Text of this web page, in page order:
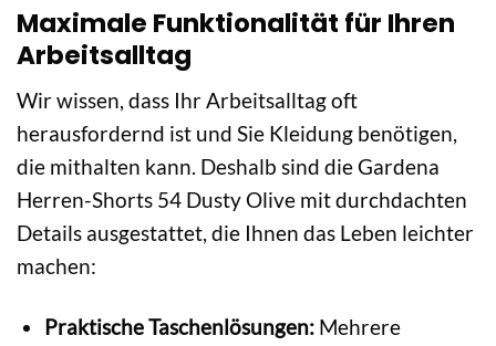
Maximale Funktionalität für Ihren
Arbeitsalltag
Wir wissen, dass Ihr Arbeitsalltag oft
herausfordernd ist und Sie Kleidung benötigen,
die mithalten kann. Deshalb sind die Gardena
Herren-Shorts 54 Dusty Olive mit durchdachten
Details ausgestattet, die Ihnen das Leben leichter
machen:
Praktische Taschenlösungen:Mehrere